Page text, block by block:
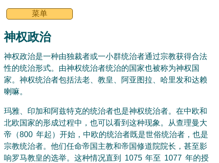
菜单
神权政治
神权政治是一种由独裁者或一小群统治者通过宗教获得合法
性的统治形式。由神权统治者统治的国家也被称为神权国
家。神权统治者包括法老、教皇、阿亚图拉、哈里发和达赖
喇嘛。
玛雅、印加和阿兹特克的统治者也是神权统治者。在中欧和
北欧国家的形成过程中，也可以看到这种现象。从查理曼大
帝（800 年起）开始，中欧的统治者既是世俗统治者，也是
宗教统治者。他们任命帝国主教和帝国修道院院长，甚至影
响罗马教皇的选举。这种情况直到 1075 年至 1077 年的授